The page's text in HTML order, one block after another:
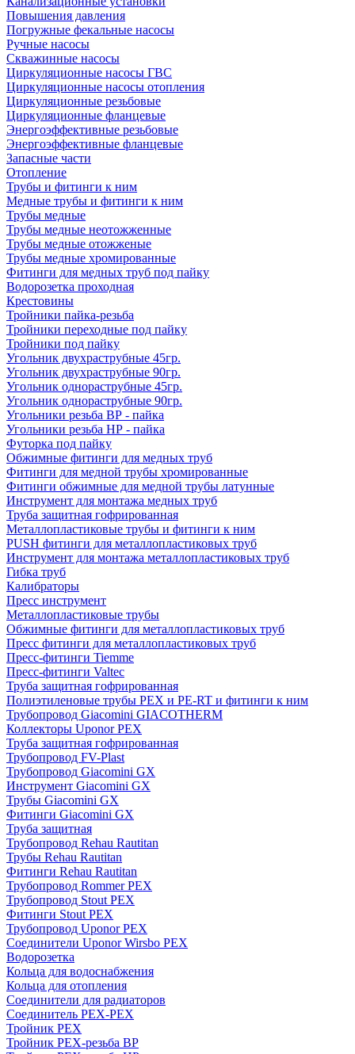
Повышения давления
Погружные фекальные насосы
Ручные насосы
Скважинные насосы
Циркуляционные насосы ГВС
Циркуляционные насосы отопления
Циркуляционные резьбовые
Циркуляционные фланцевые
Энергоэффективные резьбовые
Энергоэффективные фланцевые
Запасные части
Отопление
Трубы и фитинги к ним
Медные трубы и фитинги к ним
Трубы медные
Трубы медные неотожженные
Трубы медные отожженые
Трубы медные хромированные
Фитинги для медных труб под пайку
Водорозетка проходная
Крестовины
Тройники пайка-резьба
Тройники переходные под пайку
Тройники под пайку
Угольник двухраструбные 45гр.
Угольник двухраструбные 90гр.
Угольник однораструбные 45гр.
Угольник однораструбные 90гр.
Угольники резьба ВР - пайка
Угольники резьба НР - пайка
Футорка под пайку
Обжимные фитинги для медных труб
Фитинги для медной трубы хромированные
Фитинги обжимные для медной трубы латунные
Инструмент для монтажа медных труб
Труба защитная гофрированная
Металлопластиковые трубы и фитинги к ним
PUSH фитинги для металлопластиковых труб
Инструмент для монтажа металлопластиковых труб
Гибка труб
Калибраторы
Пресс инструмент
Металлопластиковые трубы
Обжимные фитинги для металлопластиковых труб
Пресс фитинги для металлопластиковых труб
Пресс-фитинги Tiemme
Пресс-фитинги Valtec
Труба защитная гофрированная
Полиэтиленовые трубы PEX и PE-RT и фитинги к ним
Трубопровод Giacomini GIACOTHERM
Коллекторы Uponor PEX
Труба защитная гофрированная
Трубопровод FV-Plast
Трубопровод Giacomini GX
Инструмент Giacomini GX
Трубы Giacomini GX
Фитинги Giacomini GX
Труба защитная
Трубопровод Rehau Rautitan
Трубы Rehau Rautitan
Фитинги Rehau Rautitan
Трубопровод Rommer PEX
Трубопровод Stout PEX
Фитинги Stout PEX
Трубопровод Uponor PEX
Соединители Uponor Wirsbo PEX
Водорозетка
Кольца для водоснабжения
Кольца для отопления
Соединители для радиаторов
Соединитель PEX-PEX
Тройник PEX
Тройник PEX-резьба ВР